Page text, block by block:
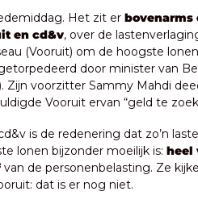
Het zit er bovenarms
en cd&v, over de
(Vooruit) om de hoogste
door minister van
Zijn voorzitter Sammy Mahdi
Vooruit ervan “geld te
is de redenering dat zo’n
lonen bijzonder moeilijk is: heel
van de personenbelasting. Ze
dat is er nog niet.